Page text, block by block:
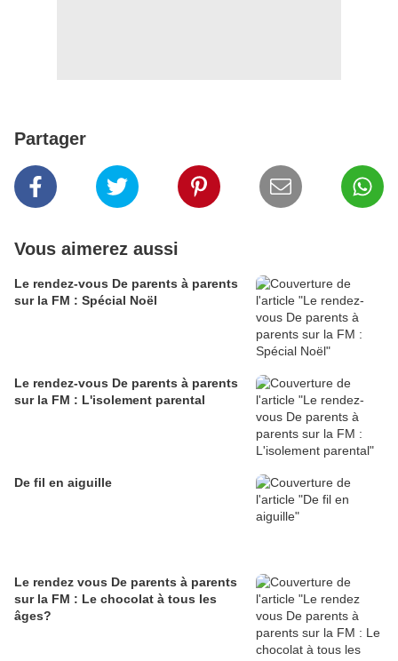
Partager
Vous aimerez aussi
Le rendez-vous De parents à parents
sur la FM : Spécial Noël
Le rendez-vous De parents à parents
sur la FM : L'isolement parental
De fil en aiguille
Le rendez vous De parents à parents
sur la FM : Le chocolat à tous les
âges?